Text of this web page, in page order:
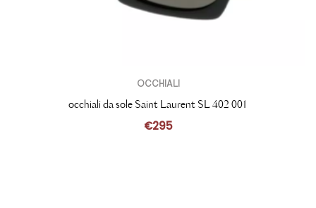
OCCHIALI
occhiali da sole Saint Laurent SL 402 001
€295